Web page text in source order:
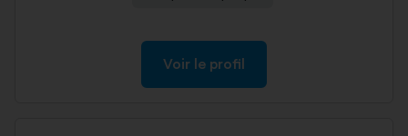
Voir le profil